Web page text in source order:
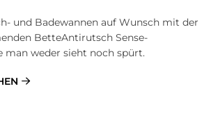
und Badewannen auf Wunsch mit der
BetteAntirutsch Sense-
man weder sieht noch spürt.